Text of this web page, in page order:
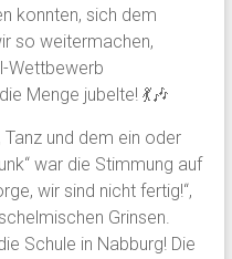
konnten, sich dem
so weitermachen,
Wettbewerb
Menge jubelte! 💃🎶
und dem ein oder
war die Stimmung auf
wir sind nicht fertig!“,
Grinsen.
Schule in Nabburg! Die